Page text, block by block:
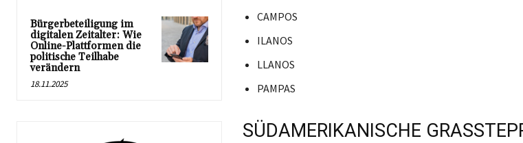
Bürgerbeteiligung im
digitalen Zeitalter: Wie
Online-Plattformen die
politische Teilhabe
verändern
18.11.2025
CAMPOS
ILANOS
LLANOS
PAMPAS
SÜDAMERIKANISCHE